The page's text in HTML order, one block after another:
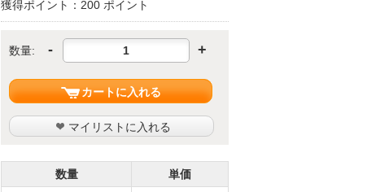
獲得ポイント：200 ポイント
数量: - +
カートに入れる
マイリストに入れる
数量
単価